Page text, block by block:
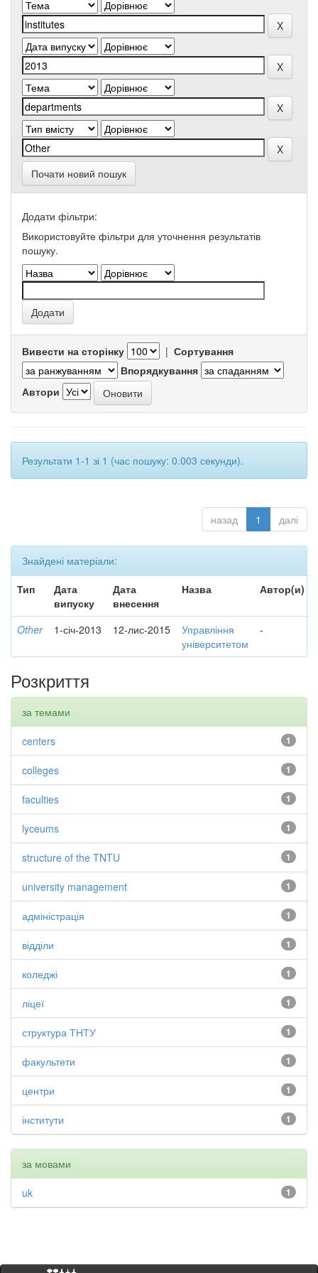
Почати новий пошук
Додати фільтри:
Використовуйте фільтри для уточнення результатів
пошуку.
Вивести на сторінку | Сортування
Впорядкування
Автори
Результати 1-1 зі 1 (час пошуку: 0.003 секунди).
назад 1 далі
Знайдені матеріали:
Тип
Дата
випуску
Дата
внесення
Назва Автор(и)
Other 1-січ-2013 12-лис-2015
Управління
університетом
-
Розкриття
за темами
1
centers
1
colleges
1
faculties
1
lyceums
1
structure of the TNTU
1
university management
1
адміністрація
1
відділи
1
коледжі
1
ліцеї
1
структура ТНТУ
1
факультети
1
центри
1
інститути
за мовами
1
uk